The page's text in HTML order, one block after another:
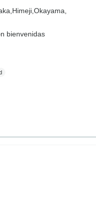
Himeji, Okayama,
bienvenidas